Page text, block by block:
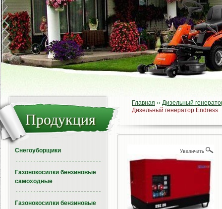
Главная ›› Дизельный
Дизельный генератор Endress
Продукция
Снегоуборщики
Газонокосилки бензиновые
самоходные
Газонокосилки бензиновые